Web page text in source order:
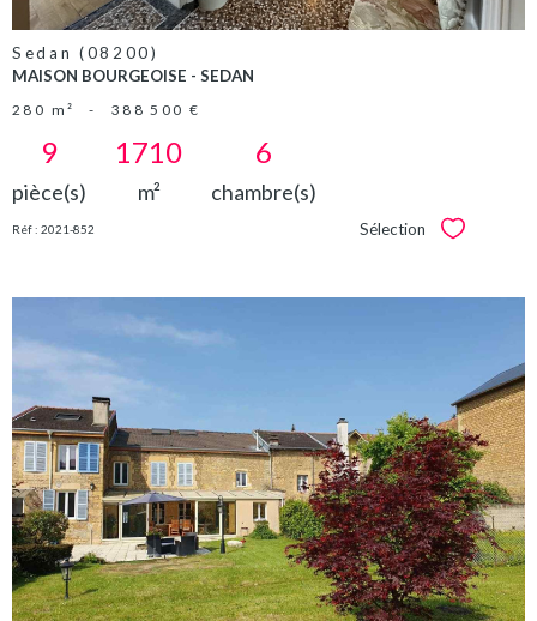
Sedan (08200)
MAISON BOURGEOISE - SEDAN
280 m² - 388 500 €
9
pièce(s)
1710
m²
6
chambre(s)
Réf : 2021-852 Sélection Sélectionner
VOIR LE
BIEN